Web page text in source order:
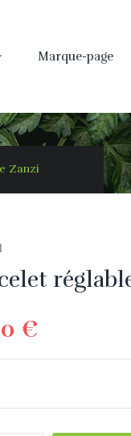
Marque-page
Zanzi
€